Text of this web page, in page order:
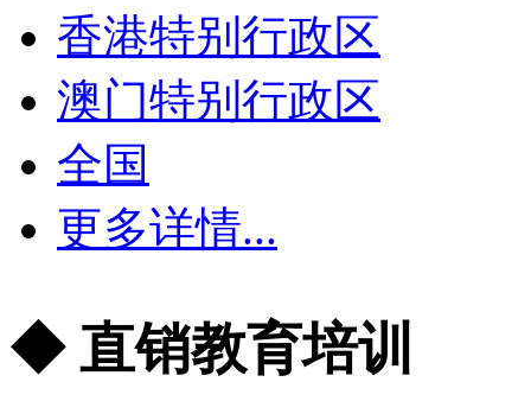
香港特别行政区
澳门特别行政区
全国
更多详情...
◆ 直销教育培训